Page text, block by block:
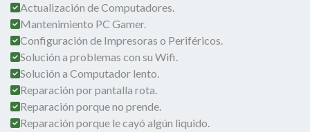
Actualización de Computadores.
Mantenimiento PC Gamer.
Configuración de Impresoras o Periféricos.
Solución a problemas con su Wifi.
Solución a Computador lento.
Reparación por pantalla rota.
Reparación porque no prende.
Reparación porque le cayó algún liquido.